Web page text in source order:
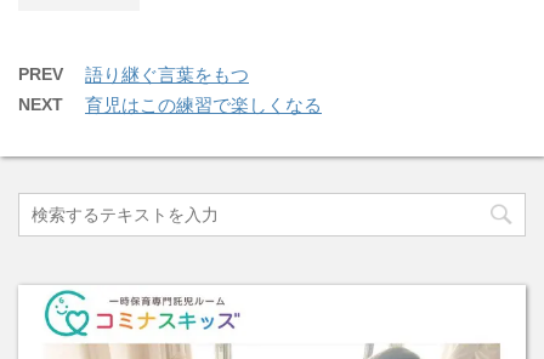
PREV 語り継ぐ言葉をもつ
NEXT 育児はこの練習で楽しくなる